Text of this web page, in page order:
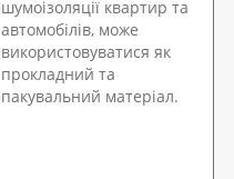
шумоізоляції квартир та
автомобілів, може
використовуватися як
прокладний та
пакувальний матеріал.